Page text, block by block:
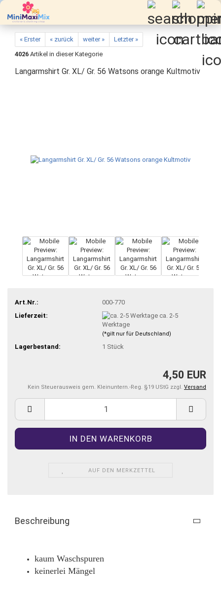
« Erster « zurück weiter »
Letzter »
4026 Artikel in dieser Kategorie
Langarmshirt Gr. XL/ Gr. 56 Watsons orange Kultmotiv
Art.Nr.:
000-770
Lieferzeit:
ca. 2-5
Werktage
(*gilt nur für Deutschland)
Lagerbestand: 1 Stück
4,50 EUR
Kein Steuerausweis gem. Kleinuntern.-Reg. §19 UStG zzgl. Versand
AUF DEN MERKZETTEL
Beschreibung
kaum Waschspuren
keinerlei Mängel